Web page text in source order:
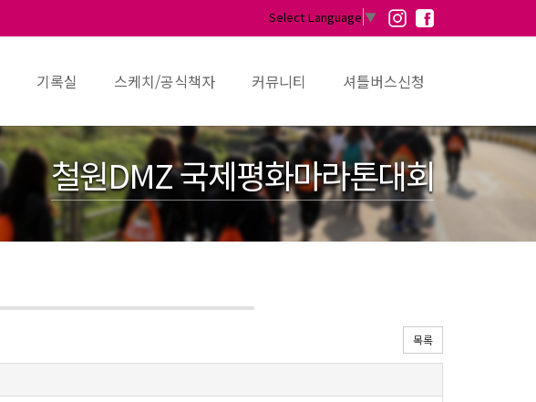
Select Language ▼
기록실 스케치/공식책자 커뮤니티 셔틀버스신청
철원DMZ 국제평화마라톤대회
목록